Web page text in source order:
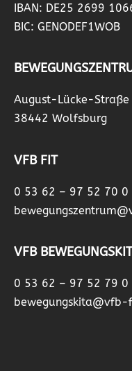
IBAN: DE25 2699
BIC: GENODEF1WOB
August-Lücke-Straße
38442 Wolfsburg
VFB FIT
0 53 62 – 97 52 70 0
VFB
0 53 62 – 97 52 79 0